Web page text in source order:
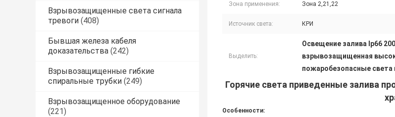
Взрывозащищенные света сигнала
тревоги (408)
Бывшая железа кабеля
доказательства (242)
Взрывозащищенные гибкие
спиральные трубки (249)
Взрывозащищенное оборудование
(221)
Зона применения: Зона 2,21,22
Источник света: КРИ
Выделить:
Освещение залива Ip66
взрывозащищенная
пожаробезопасные света
Горячие света приведенные залива
Особенности: